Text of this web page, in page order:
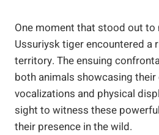
One moment that stood out to
Ussuriysk tiger encountered a
territory. The ensuing
both animals showcasing
vocalizations and physical
sight to witness these
their presence in the wild.